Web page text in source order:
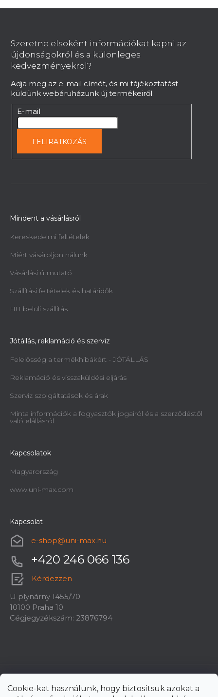
Cookie-kat használunk, hogy biztosítsuk azokat a
Szeretne elsoként információkat kapni az
újdonságokról és a különleges
kedvezményekrol?
Adja meg az e-mail címét, és mi tájékoztatást
küldünk webáruházunk új termékeiről.
E-mail
FELIRATKOZÁS
Mindent a vásárlásról
Kereskedelmi feltételek
Miért vásároljon nálunk
Vásárlási útmutató
Szállítási feltételek és határidők
HU belüli szállítás
Jótállás, reklamáció és szerviz
Felelősség a termékhibákért - JÓTÁLLÁS
Reklamáció és visszaküldési eljárás
Szerviz szolgáltatások és árak
Minta információk a fogyasztók jogairól és a szerződéstől
való elállásról
Kapcsolatok
Magyarország
www.uni-max.com
Kapcsolat
e-shop@uni-max.hu
+420 246 066 136
Kérdezzen
U plynárny 1455/70
10100 Praha 10
Cégjegyzékszám: 23876794